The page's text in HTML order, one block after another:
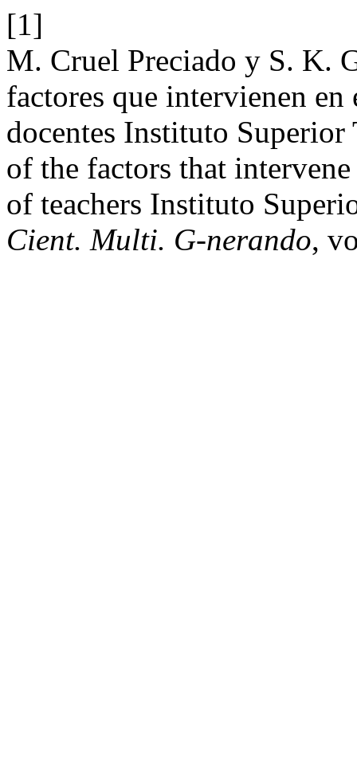
[1]
M. Cruel Preciado y S. K.
factores que intervienen
docentes Instituto
of the factors that
of teachers Instituto
Cient. Multi. G-nerando,